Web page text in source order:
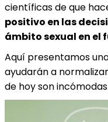
científicas de que
positivo en las
ámbito sexual en el
Aquí presentamos
ayudarán a
de hoy son incómodas.